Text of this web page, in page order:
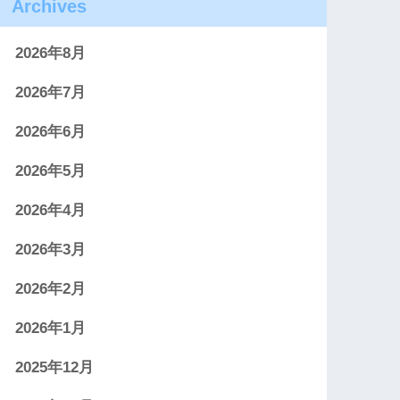
Archives
2026年8月
2026年7月
2026年6月
2026年5月
2026年4月
2026年3月
2026年2月
2026年1月
2025年12月